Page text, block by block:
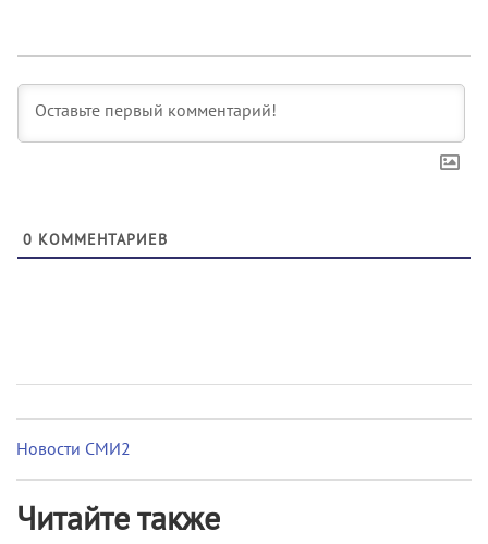
0 КОММЕНТАРИЕВ
Новости СМИ2
Читайте также